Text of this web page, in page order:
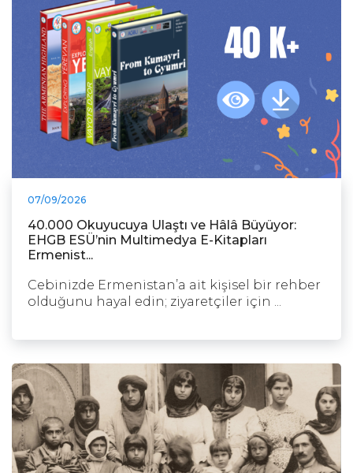
07/09/2026
40.000 Okuyucuya Ulaştı ve Hâlâ Büyüyor:
EHGB ESÜ’nin Multimedya E-Kitapları
Ermenist...
Cebinizde Ermenistan’a ait kişisel bir rehber
olduğunu hayal edin; ziyaretçiler için ...